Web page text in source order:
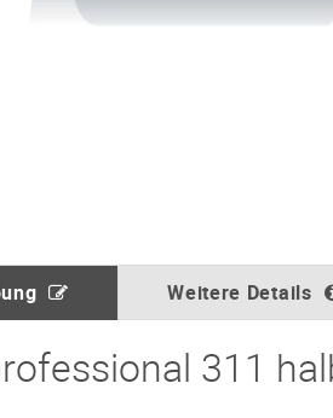
Weitere Details
311